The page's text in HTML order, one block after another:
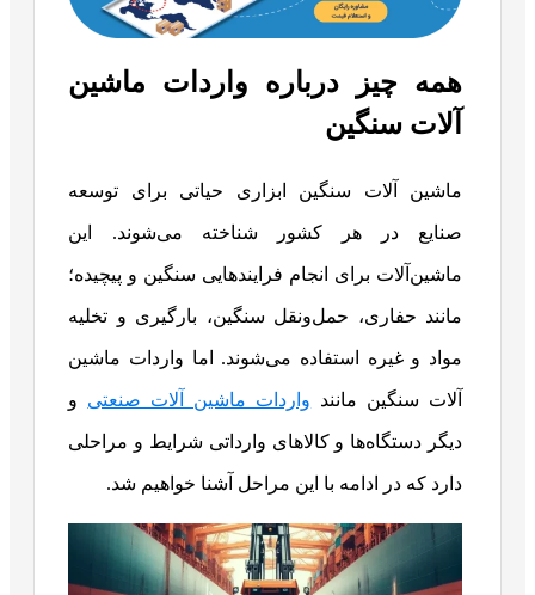
همه چیز درباره واردات ماشین
آلات سنگین
ماشین آلات سنگین ابزاری حیاتی برای توسعه
صنایع در هر کشور شناخته می‌شوند. این
ماشین‌آلات برای انجام فرایندهایی سنگین و پیچیده؛
مانند حفاری، حمل‌ونقل سنگین، بارگیری و تخلیه
مواد و غیره استفاده می‌شوند. اما واردات ماشین
آلات سنگین مانند واردات ماشین آلات صنعتی و
دیگر دستگاه‌ها و کالاهای وارداتی شرایط و مراحلی
دارد که در ادامه با این مراحل آشنا خواهیم شد.